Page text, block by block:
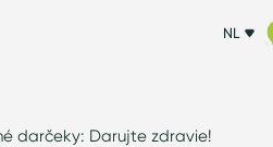
NL
darčeky: Darujte zdravie!